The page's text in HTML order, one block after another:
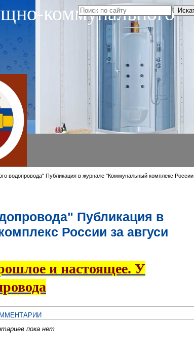
коммунального
водопровода" Публикация в журнале "Коммунальный комплекс России
Публикация в
России за авгуси
и настоящее. У
пока нет